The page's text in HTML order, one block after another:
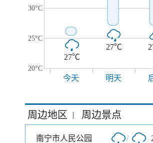
30°C
25°C
20°C
27℃
27℃
今天 明天
周边地区 | 周边景点
南宁市人民公园 /